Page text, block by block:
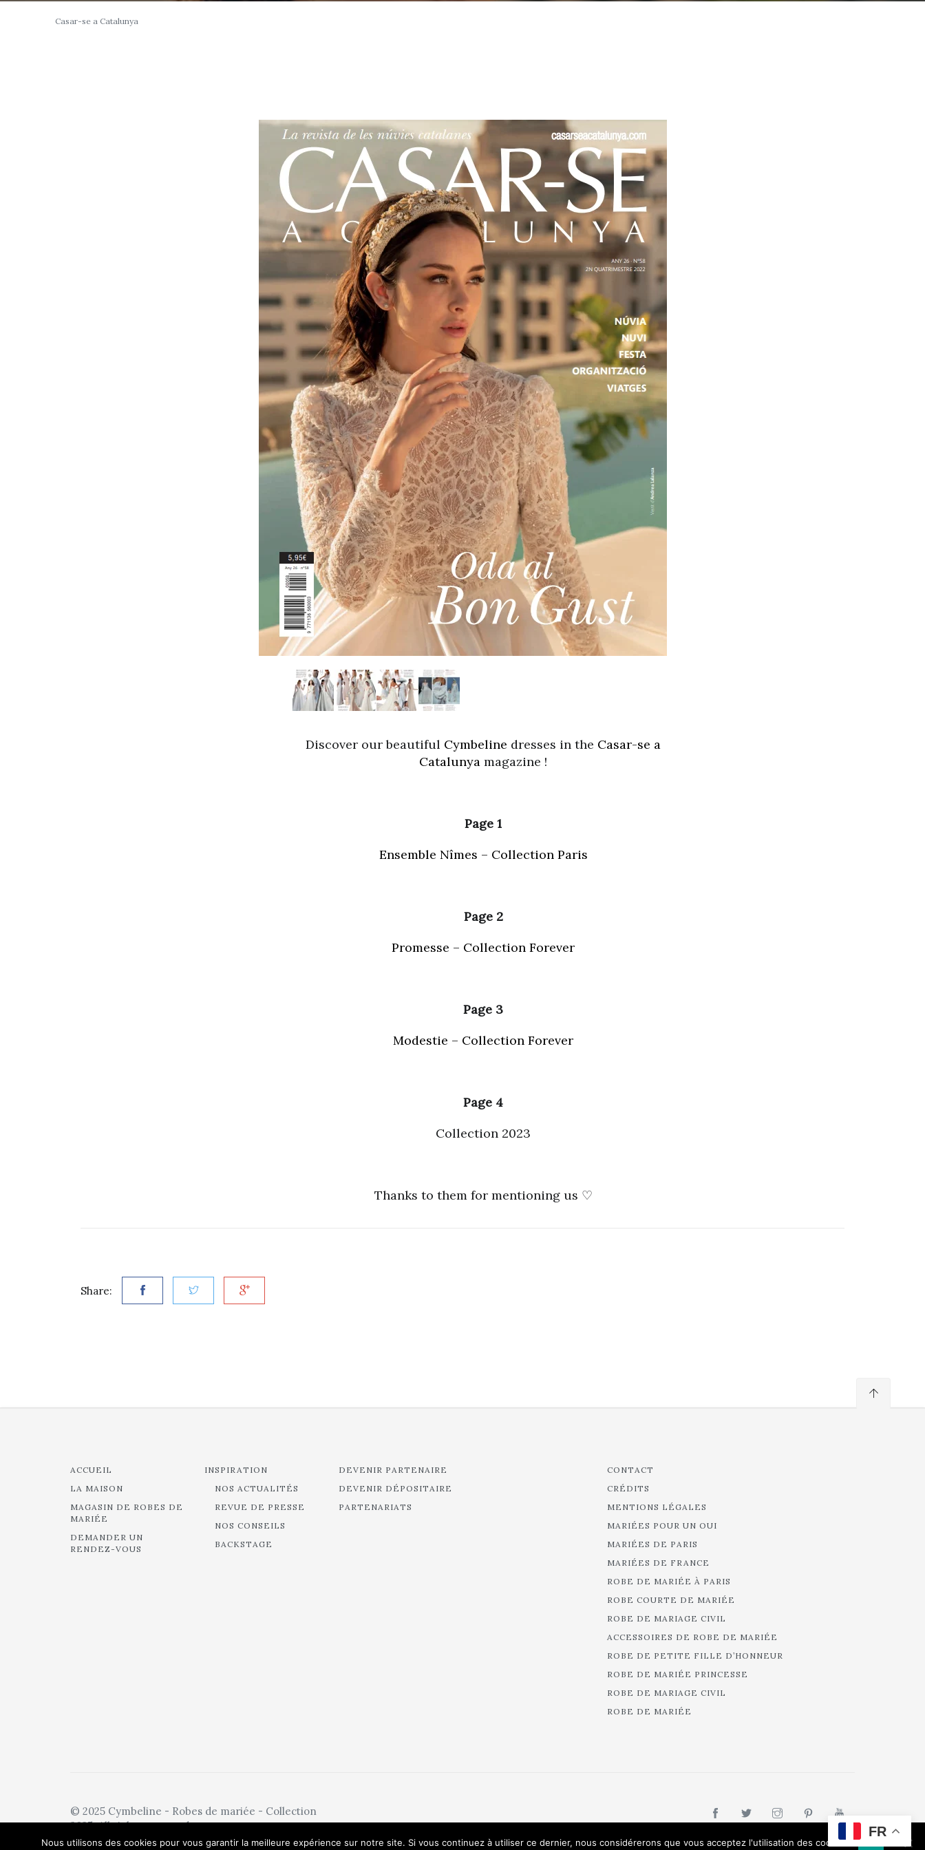
Casar-se a Catalunya
Discover our beautiful Cymbeline dresses in the Casar-se a
Catalunya magazine !
Page 1
Ensemble Nîmes – Collection Paris
Page 2
Promesse – Collection Forever
Page 3
Modestie – Collection Forever
Page 4
Collection 2023
Thanks to them for mentioning us ♡
Share:
ACCUEIL
LA MAISON
MAGASIN DE ROBES DE
MARIÉE
DEMANDER UN
RENDEZ-VOUS
INSPIRATION
NOS ACTUALITÉS
REVUE DE PRESSE
NOS CONSEILS
BACKSTAGE
DEVENIR PARTENAIRE
DEVENIR DÉPOSITAIRE
PARTENARIATS
CONTACT
CRÉDITS
MENTIONS LÉGALES
MARIÉES POUR UN OUI
MARIÉES DE PARIS
MARIÉES DE FRANCE
ROBE DE MARIÉE À PARIS
ROBE COURTE DE MARIÉE
ROBE DE MARIAGE CIVIL
ACCESSOIRES DE ROBE DE MARIÉE
ROBE DE PETITE FILLE D’HONNEUR
ROBE DE MARIÉE PRINCESSE
ROBE DE MARIAGE CIVIL
ROBE DE MARIÉE
© 2025 Cymbeline - Robes de mariée - Collection
2025. All rights reserved.
FR
Nous utilisons des cookies pour vous garantir la meilleure expérience sur notre site. Si vous continuez à utiliser ce dernier, nous considérerons que vous acceptez l'utilisation des cookies.